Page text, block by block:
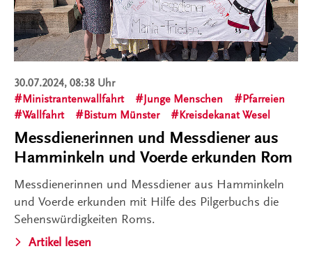
30.07.2024, 08:38 Uhr
Ministrantenwallfahrt
Junge Menschen
Pfarreien
Wallfahrt
Bistum Münster Kreisdekanat Wesel
Messdienerinnen und Messdiener aus
Hamminkeln und Voerde erkunden Rom
Messdienerinnen und Messdiener aus Hamminkeln
und Voerde erkunden mit Hilfe des Pilgerbuchs die
Sehenswürdigkeiten Roms.
Artikel lesen